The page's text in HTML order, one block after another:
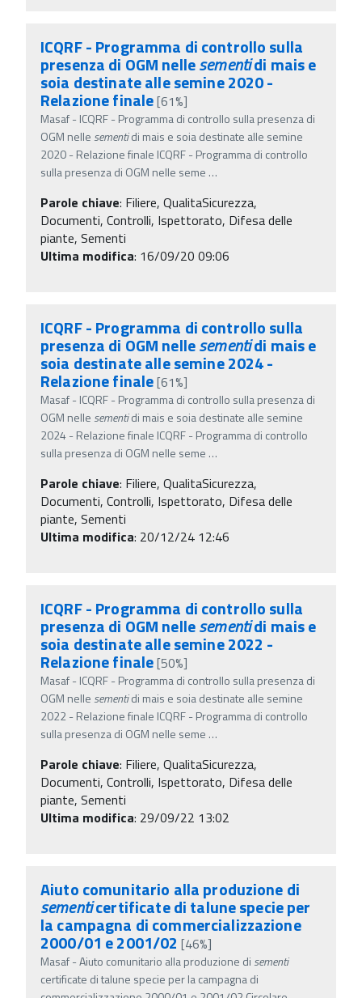
ICQRF - Programma di controllo sulla
presenza di OGM nellesementidi mais e
soia destinate alle semine 2020 -
Relazione finale[61%]
Masaf - ICQRF - Programma di controllo sulla presenza di
OGM nelle sementidi mais e soia destinate alle semine
2020 - Relazione finale ICQRF - Programma di controllo
sulla presenza di OGM nelle seme …
Parole chiave: Filiere, QualitaSicurezza,
Documenti, Controlli, Ispettorato, Difesa delle
piante, Sementi
Ultima modifica: 16/09/20 09:06
ICQRF - Programma di controllo sulla
presenza di OGM nellesementidi mais e
soia destinate alle semine 2024 -
Relazione finale[61%]
Masaf - ICQRF - Programma di controllo sulla presenza di
OGM nelle sementidi mais e soia destinate alle semine
2024 - Relazione finale ICQRF - Programma di controllo
sulla presenza di OGM nelle seme …
Parole chiave: Filiere, QualitaSicurezza,
Documenti, Controlli, Ispettorato, Difesa delle
piante, Sementi
Ultima modifica: 20/12/24 12:46
ICQRF - Programma di controllo sulla
presenza di OGM nellesementidi mais e
soia destinate alle semine 2022 -
Relazione finale[50%]
Masaf - ICQRF - Programma di controllo sulla presenza di
OGM nelle sementidi mais e soia destinate alle semine
2022 - Relazione finale ICQRF - Programma di controllo
sulla presenza di OGM nelle seme …
Parole chiave: Filiere, QualitaSicurezza,
Documenti, Controlli, Ispettorato, Difesa delle
piante, Sementi
Ultima modifica: 29/09/22 13:02
Aiuto comunitario alla produzione di
sementicertificate di talune specie per
la campagna di commercializzazione
2000/01 e 2001/02 [46%]
Masaf - Aiuto comunitario alla produzione di sementi
certificate di talune specie per la campagna di